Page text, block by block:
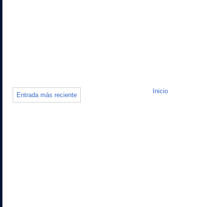
Entrada más reciente
Inicio